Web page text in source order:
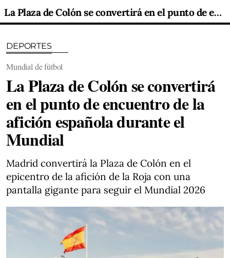
La Plaza de Colón se convertirá en el punto de encuentro de la afición española durante el Mundial
DEPORTES
Mundial de fútbol
La Plaza de Colón se convertirá
en el punto de encuentro de la
afición española durante el
Mundial
Madrid convertirá la Plaza de Colón en el
epicentro de la afición de la Roja con una
pantalla gigante para seguir el Mundial 2026